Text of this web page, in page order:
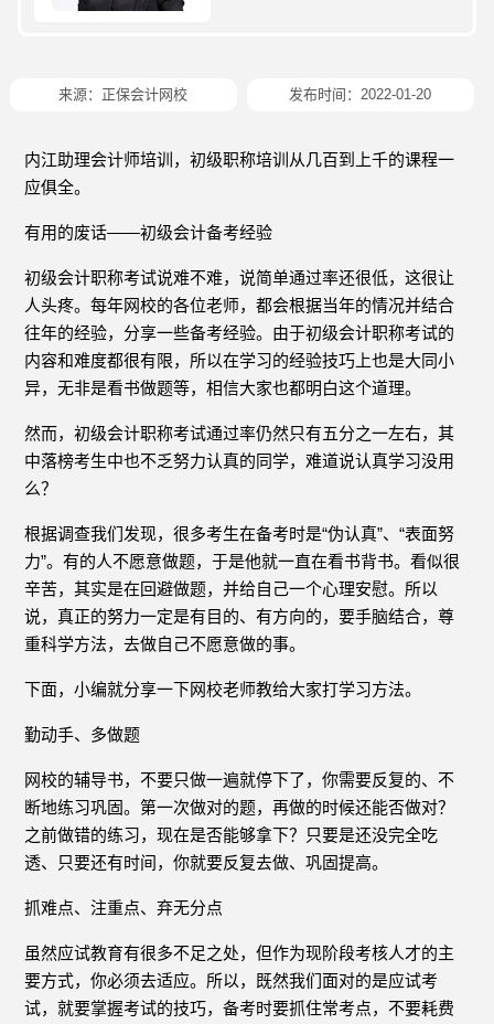
来源： 正保会计网校 发布时间：2022-01-20
内江助理会计师培训，初级职称培训从几百到上千的课程一
应俱全。
有用的废话——初级会计备考经验
初级会计职称考试说难不难，说简单通过率还很低，这很让
人头疼。每年网校的各位老师，都会根据当年的情况并结合
往年的经验，分享一些备考经验。由于初级会计职称考试的
内容和难度都很有限，所以在学习的经验技巧上也是大同小
异，无非是看书做题等，相信大家也都明白这个道理。
然而，初级会计职称考试通过率仍然只有五分之一左右，其
中落榜考生中也不乏努力认真的同学，难道说认真学习没用
么？
根据调查我们发现，很多考生在备考时是“伪认真”、“表面努
力”。有的人不愿意做题，于是他就一直在看书背书。看似很
辛苦，其实是在回避做题，并给自己一个心理安慰。所以
说，真正的努力一定是有目的、有方向的，要手脑结合，尊
重科学方法，去做自己不愿意做的事。
下面，小编就分享一下网校老师教给大家打学习方法。
勤动手、多做题
网校的辅导书，不要只做一遍就停下了，你需要反复的、不
断地练习巩固。第一次做对的题，再做的时候还能否做对？
之前做错的练习，现在是否能够拿下？只要是还没完全吃
透、只要还有时间，你就要反复去做、巩固提高。
抓难点、注重点、弃无分点
虽然应试教育有很多不足之处，但作为现阶段考核人才的主
要方式，你必须去适应。所以，既然我们面对的是应试考
试，就要掌握考试的技巧，备考时要抓住常考点，不要耗费